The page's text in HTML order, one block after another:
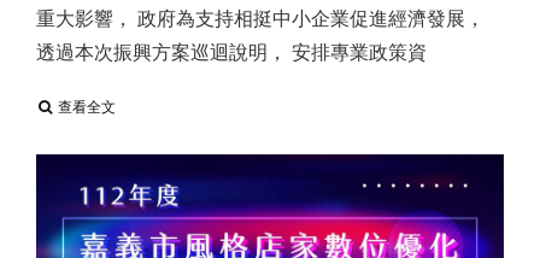
重大影響， 政府為支持相挺中小企業促進經濟發展，
透過本次振興方案巡迴說明， 安排專業政策資
查看全文